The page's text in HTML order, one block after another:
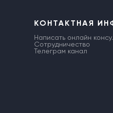
КОНТАКТНАЯ
Написать онлайн
Сотрудничество
Телеграм канал